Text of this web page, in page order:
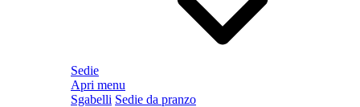
Sedie
Apri menu
Sgabelli Sedie da pranzo